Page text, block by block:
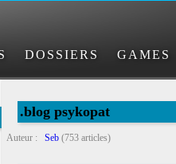
DOSSIERS GAMES
.blog psykopat
Auteur : Seb (753 articles)